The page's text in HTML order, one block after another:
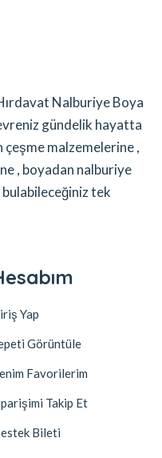
Nalburiye Boya
gündelik hayatta
malzemelerine ,
, boyadan nalburiye
bulabileceğiniz tek
Yap
Görüntüle
Favorilerim
Takip Et
Bileti